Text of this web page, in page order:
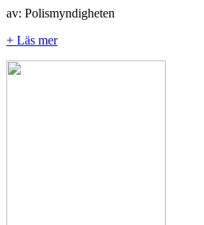
av: Polismyndigheten
+ Läs mer